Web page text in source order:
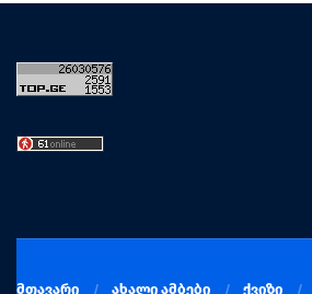
მთავარი ახალი ამბები ქვიზი